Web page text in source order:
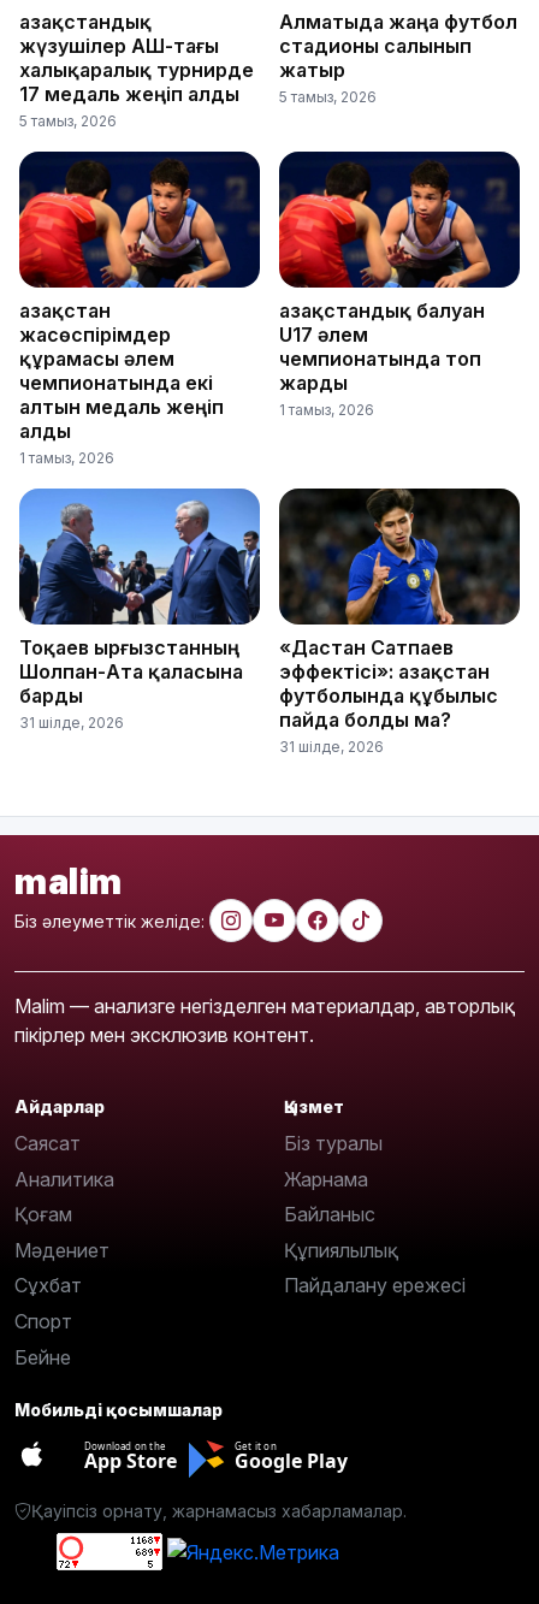
Қазақстандық
жүзушілер АҚШ-тағы
халықаралық турнирде
17 медаль жеңіп алды
5 тамыз, 2026
Алматыда жаңа футбол
стадионы салынып
жатыр
5 тамыз, 2026
Қазақстан
жасөспірімдер
құрамасы әлем
чемпионатында екі
алтын медаль жеңіп
алды
1 тамыз, 2026
Қазақстандық балуан
U17 әлем
чемпионатында топ
жарды
1 тамыз, 2026
Тоқаев Қырғызстанның
Шолпан-Ата қаласына
барды
31 шілде, 2026
«Дастан Сатпаев
эффектісі»: Қазақстан
футболында құбылыс
пайда болды ма?
31 шілде, 2026
malim
Біз әлеуметтік желіде:
Malim — анализге негізделген материалдар, авторлық
пікірлер мен эксклюзив контент.
Айдарлар
Саясат
Аналитика
Қоғам
Мәдениет
Сұхбат
Спорт
Бейне
Қызмет
Біз туралы
Жарнама
Байланыс
Құпиялылық
Пайдалану ережесі
Мобильді қосымшалар
Download on the
App Store
Get it on
Google Play
Қауіпсіз орнату, жарнамасыз хабарламалар.